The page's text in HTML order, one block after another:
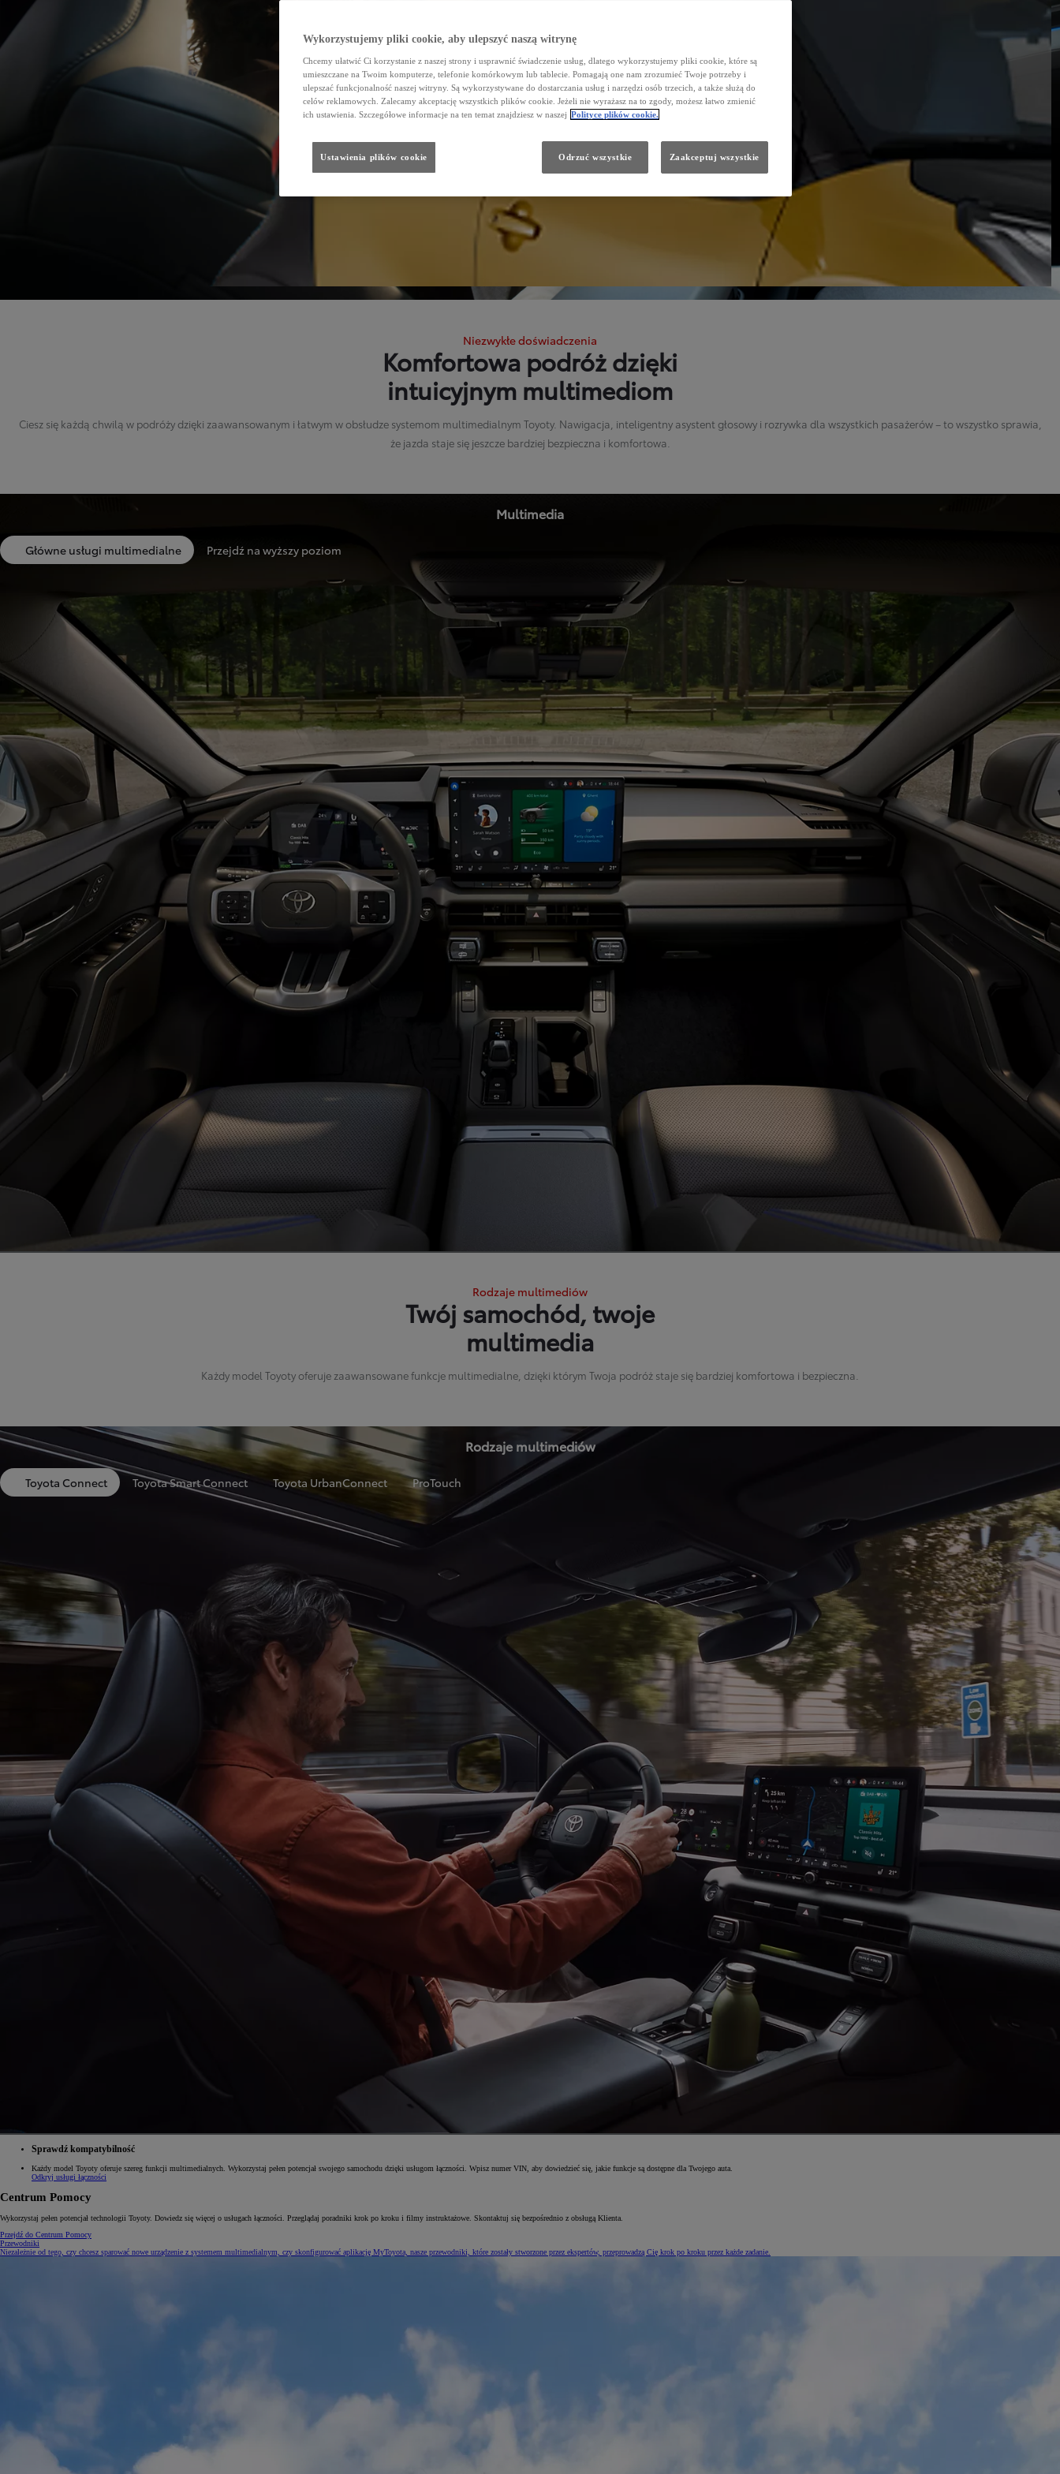
Corolla Hatchback
HYBRID
Niezwykłe doświadczenia
Komfortowa podróż dzięki
intuicyjnym multimediom
Ciesz się każdą chwilą w podróży dzięki zaawansowanym i łatwym w obsłudze systemom multimedialnym Toyoty. Nawigacja, inteligentny asystent głosowy i rozrywka dla wszystkich pasażerów – to wszystko sprawia,
że jazda staje się jeszcze bardziej bezpieczna i komfortowa.
Multimedia
Główne usługi multimedialne Przejdź na wyższy poziom
Rodzaje multimediów
Twój samochód, twoje
multimedia
Każdy model Toyoty oferuje zaawansowane funkcje multimedialne, dzięki którym Twoja podróż staje się bardziej komfortowa i bezpieczna.
Rodzaje multimediów
Toyota Connect Toyota Smart Connect Toyota UrbanConnect ProTouch
Sprawdź kompatybilność
Każdy model Toyoty oferuje szereg funkcji multimedialnych. Wykorzystaj pełen potencjał swojego samochodu dzięki usługom łączności. Wpisz numer VIN, aby dowiedzieć się, jakie funkcje są dostępne dla Twojego auta.
Odkryj usługi łączności
Centrum Pomocy
Wykorzystaj pełen potencjał technologii Toyoty. Dowiedz się więcej o usługach łączności. Przeglądaj poradniki krok po kroku i filmy instruktażowe. Skontaktuj się bezpośrednio z obsługą Klienta.
Przejdź do Centrum Pomocy
Przewodniki
Niezależnie od tego, czy chcesz sparować nowe urządzenie z systemem multimedialnym, czy skonfigurować aplikację MyToyota, nasze przewodniki, które zostały stworzone przez ekspertów, przeprowadzą Cię krok po kroku przez każde zadanie.
Wykorzystujemy pliki cookie, aby ulepszyć naszą witrynę
Chcemy ułatwić Ci korzystanie z naszej strony i usprawnić świadczenie usług, dlatego wykorzystujemy pliki cookie, które są
umieszczane na Twoim komputerze, telefonie komórkowym lub tablecie. Pomagają one nam zrozumieć Twoje potrzeby i
ulepszać funkcjonalność naszej witryny. Są wykorzystywane do dostarczania usług i narzędzi osób trzecich, a także służą do
celów reklamowych. Zalecamy akceptację wszystkich plików cookie. Jeżeli nie wyrażasz na to zgody, możesz łatwo zmienić
ich ustawienia. Szczegółowe informacje na ten temat znajdziesz w naszej Polityce plików cookie.
Ustawienia plików cookie Odrzuć wszystkie Zaakceptuj wszystkie